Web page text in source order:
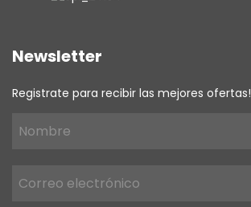
Newsletter
Registrate para recibir las mejores ofertas!